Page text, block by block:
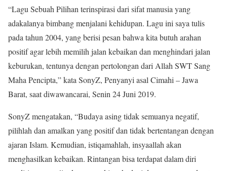
“Lagu Sebuah Pilihan terinspirasi dari sifat manusia yang
adakalanya bimbang menjalani kehidupan. Lagu ini saya tulis
pada tahun 2004, yang berisi pesan bahwa kita butuh arahan
positif agar lebih memilih jalan kebaikan dan menghindari jalan
keburukan, tentunya dengan pertolongan dari Allah SWT Sang
Maha Pencipta,” kata SonyZ, Penyanyi asal Cimahi – Jawa
Barat, saat diwawancarai, Senin 24 Juni 2019.
SonyZ mengatakan, “Budaya asing tidak semuanya negatif,
pilihlah dan amalkan yang positif dan tidak bertentangan dengan
ajaran Islam. Kemudian, istiqamahlah, insyaallah akan
menghasilkan kebaikan. Rintangan bisa terdapat dalam diri